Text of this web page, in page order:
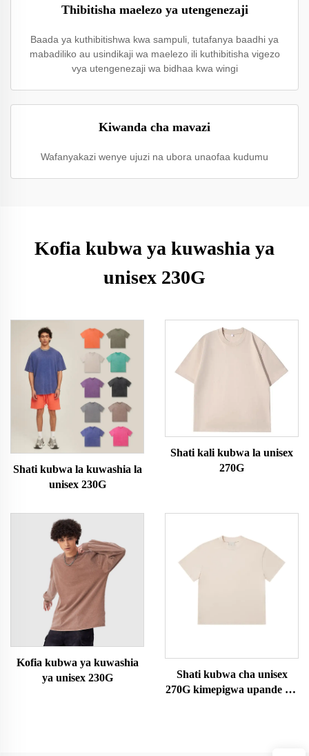
Thibitisha maelezo ya utengenezaji
Baada ya kuthibitishwa kwa sampuli, tutafanya baadhi ya
mabadiliko au usindikaji wa maelezo ili kuthibitisha vigezo
vya utengenezaji wa bidhaa kwa wingi
Kiwanda cha mavazi
Wafanyakazi wenye ujuzi na ubora unaofaa kudumu
Kofia kubwa ya kuwashia ya
unisex 230G
Shati kubwa la kuwashia la
unisex 230G
Shati kali kubwa la unisex
270G
Kofia kubwa ya kuwashia
ya unisex 230G
Shati kubwa cha unisex
270G kimepigwa upande wa